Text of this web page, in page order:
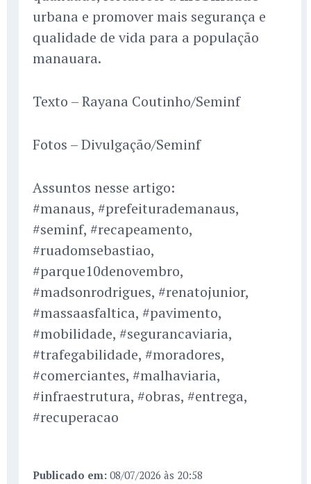
urbana e promover mais segurança e
qualidade de vida para a população
manauara.
Texto – Rayana Coutinho/Seminf
Fotos – Divulgação/Seminf
Assuntos nesse artigo:
#manaus, #prefeiturademanaus,
#seminf, #recapeamento,
#ruadomsebastiao,
#parque10denovembro,
#madsonrodrigues, #renatojunior,
#massaasfaltica, #pavimento,
#mobilidade, #segurancaviaria,
#trafegabilidade, #moradores,
#comerciantes, #malhaviaria,
#infraestrutura, #obras, #entrega,
#recuperacao
Publicado em: 08/07/2026 às 20:58